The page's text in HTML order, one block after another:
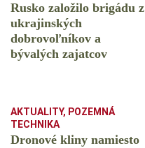
Rusko založilo brigádu z
ukrajinských
dobrovoľníkov a
bývalých zajatcov
AKTUALITY, POZEMNÁ
TECHNIKA
Dronové kliny namiesto